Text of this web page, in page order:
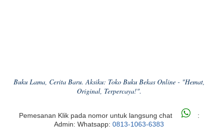
Buku Lama, Cerita Baru. Aksiku: Toko Buku Bekas Online - "Hemat,
Original, Terpercaya!".
Pemesanan Klik pada nomor untuk langsung chat
:
Admin: Whatsapp: 0813-1063-6383